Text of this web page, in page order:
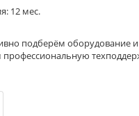
12 мес.
подберём оборудование